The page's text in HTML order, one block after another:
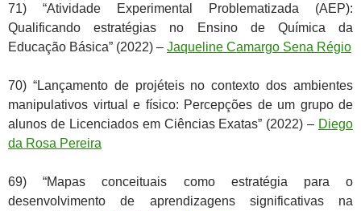
71) “Atividade Experimental Problematizada (AEP):
Qualificando estratégias no Ensino de Química da
Educação Básica” (2022) – Jaqueline Camargo Sena Régio
70) “Lançamento de projéteis no contexto dos ambientes
manipulativos virtual e físico: Percepções de um grupo de
alunos de Licenciados em Ciências Exatas” (2022) – Diego
da Rosa Pereira
69) “Mapas conceituais como estratégia para o
desenvolvimento de aprendizagens significativas na